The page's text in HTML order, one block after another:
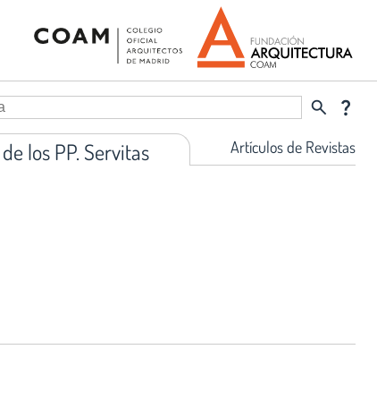
search question_mark
los PP. Servitas Artículos de Revistas